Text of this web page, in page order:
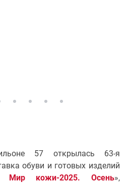
57 открылась 63-я
обуви и готовых изделий
Мир кожи-2025. Осень»,